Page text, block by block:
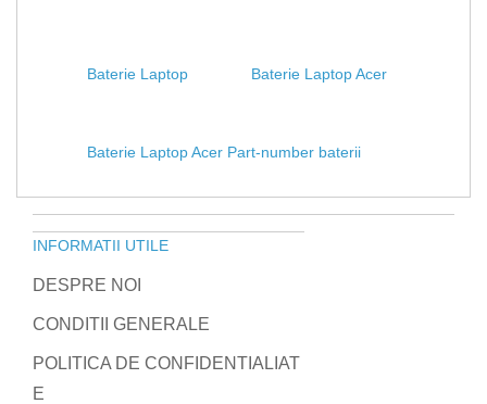
Baterie Laptop Baterie Laptop Acer
Baterie Laptop Acer Part-number baterii
INFORMATII UTILE
DESPRE NOI
CONDITII GENERALE
POLITICA DE CONFIDENTIALIAT
E